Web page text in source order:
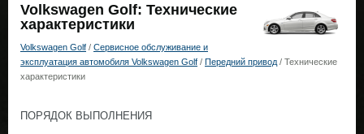
Volkswagen Golf: Технические
характеристики
Volkswagen Golf / Сервисное обслуживание и
эксплуатация автомобиля Volkswagen Golf / Передний привод / Технические
характеристики
ПОРЯДОК ВЫПОЛНЕНИЯ